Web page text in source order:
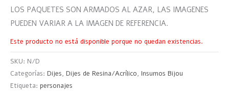
LOS PAQUETES SON ARMADOS AL AZAR, LAS IMAGENES
PUEDEN VARIAR A LA IMAGEN DE REFERENCIA.
Este producto no está disponible porque no quedan existencias.
SKU: N/D
Categorías: Dijes, Dijes de Resina/Acrílico, Insumos Bijou
Etiqueta: personajes